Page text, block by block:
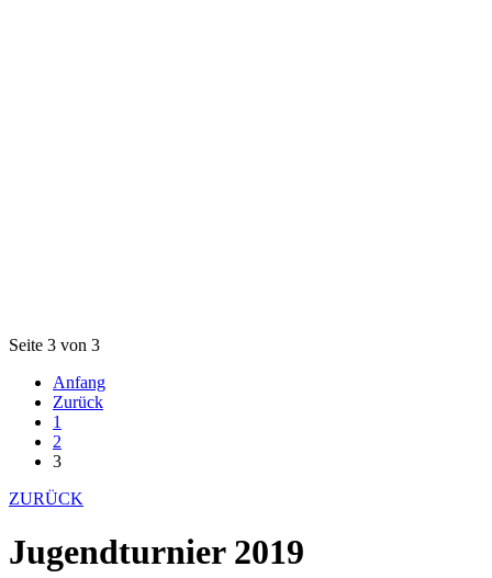
Seite 3 von 3
Anfang
Zurück
1
2
3
ZURÜCK
Jugendturnier 2019